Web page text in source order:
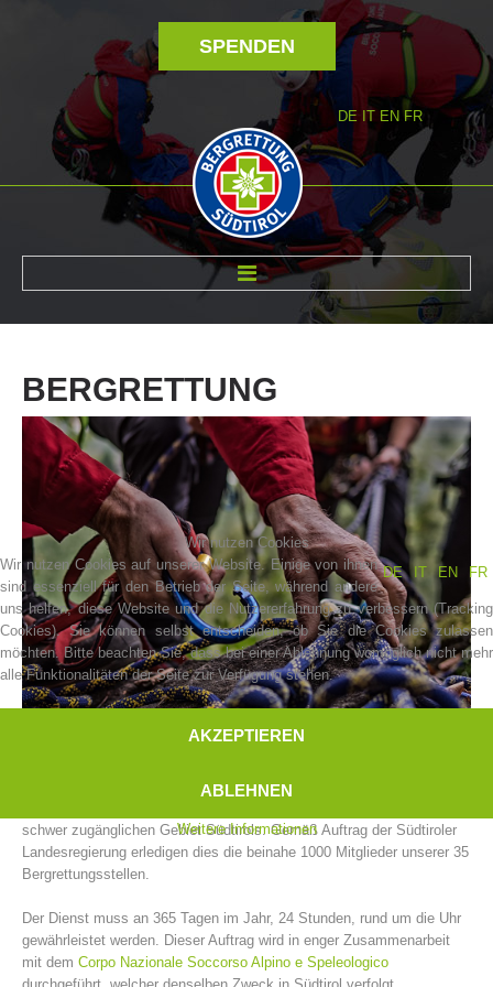
SPENDEN
DE IT EN FR
BERGRETTUNG
Der Bergrettungsdienst im Alpenverein Südtirol leistet Einsätze für in
schwer zugänglichen Gebiet Südtirols. Gemäß Auftrag der Südtiroler
Landesregierung erledigen dies die beinahe 1000 Mitglieder unserer 35
Bergrettungsstellen.
Der Dienst muss an 365 Tagen im Jahr, 24 Stunden, rund um die Uhr
gewährleistet werden. Dieser Auftrag wird in enger Zusammenarbeit
mit dem Corpo Nazionale Soccorso Alpino e Speleologico
Wir nutzen Cookies
DE
IT EN FR
Wir nutzen Cookies auf unserer Website. Einige von ihnen
sind essenziell für den Betrieb der Seite, während andere
uns helfen, diese Website und die Nutzererfahrung zu verbessern (Tracking
Cookies). Sie können selbst entscheiden, ob Sie die Cookies zulassen
möchten. Bitte beachten Sie, dass bei einer Ablehnung womöglich nicht mehr
alle Funktionalitäten der Seite zur Verfügung stehen.
AKZEPTIEREN
ABLEHNEN
Weitere Informationen